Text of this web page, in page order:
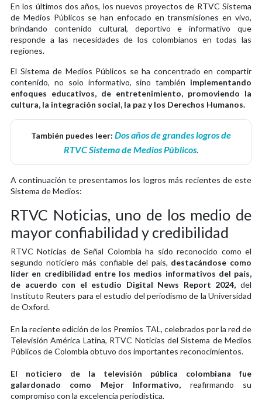
En los últimos dos años, los nuevos proyectos de RTVC Sistema
de Medios Públicos se han enfocado en transmisiones en vivo,
brindando contenido cultural, deportivo e informativo que
responde a las necesidades de los colombianos en todas las
regiones.
El Sistema de Medios Públicos se ha concentrado en compartir
contenido, no solo informativo, sino también implementando
enfoques educativos, de entretenimiento, promoviendo la
cultura, la integración social, la paz y los Derechos Humanos.
También puedes leer: Dos años de grandes logros de
RTVC Sistema de Medios Públicos.
A continuación te presentamos los logros más recientes de este
Sistema de Medios:
RTVC Noticias, uno de los medio de
mayor confiabilidad y credibilidad
RTVC Noticias de Señal Colombia ha sido reconocido como el
segundo noticiero más confiable del país, destacándose como
líder en credibilidad entre los medios informativos del país,
de acuerdo con el estudio Digital News Report 2024, del
Instituto Reuters para el estudio del periodismo de la Universidad
de Oxford.
En la reciente edición de los Premios TAL, celebrados por la red de
Televisión América Latina, RTVC Noticias del Sistema de Medios
Públicos de Colombia obtuvo dos importantes reconocimientos.
El noticiero de la televisión pública colombiana fue
galardonado como Mejor Informativo, reafirmando su
compromiso con la excelencia periodística.